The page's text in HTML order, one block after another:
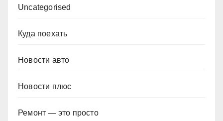
Uncategorised
Куда поехать
Новости авто
Новости плюс
Ремонт — это просто